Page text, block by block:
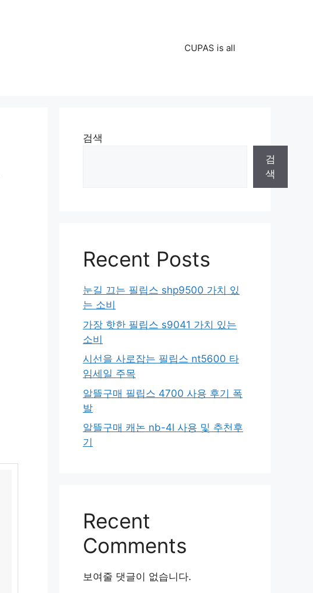
CUPAS is all
검색
검
색
Recent Posts
눈길 끄는 필립스 shp9500 가치 있
는 소비
가장 핫한 필립스 s9041 가치 있는
소비
시선을 사로잡는 필립스 nt5600 타
임세일 주목
알뜰구매 필립스 4700 사용 후기 폭
발
알뜰구매 캐논 nb-4l 사용 및 추천후
기
Recent
Comments
보여줄 댓글이 없습니다.